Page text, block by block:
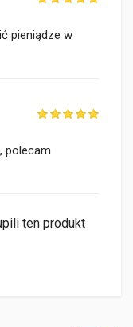
pieniądze w
polecam
ten produkt